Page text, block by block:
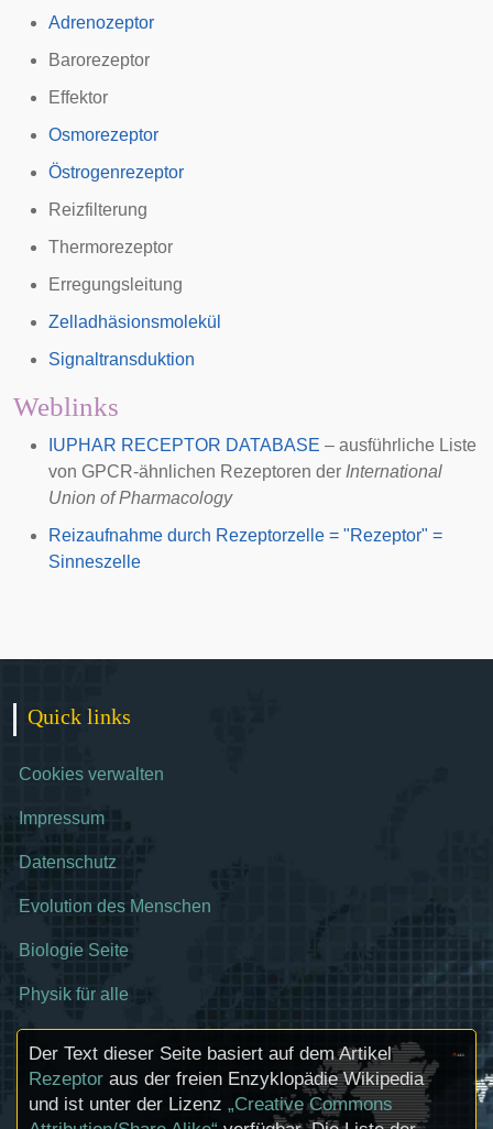
Adrenozeptor
Barorezeptor
Effektor
Osmorezeptor
Östrogenrezeptor
Reizfilterung
Thermorezeptor
Erregungsleitung
Zelladhäsionsmolekül
Signaltransduktion
Weblinks
IUPHAR RECEPTOR DATABASE – ausführliche Liste
von GPCR-ähnlichen Rezeptoren der International
Union of Pharmacology
Reizaufnahme durch Rezeptorzelle = "Rezeptor" =
Sinneszelle
Quick links
Cookies verwalten
Impressum
Datenschutz
Evolution des Menschen
Biologie Seite
Physik für alle
Der Text dieser Seite basiert auf dem Artikel
Rezeptor aus der freien Enzyklopädie Wikipedia
und ist unter der Lizenz „Creative Commons